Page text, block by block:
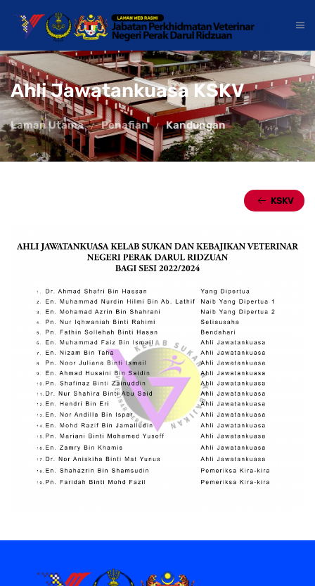
Ahli Jawatankuasa KSKV
Laman Utama Penafian Kandungan
KSKV